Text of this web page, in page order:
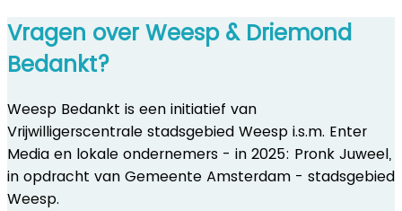
Vragen over Weesp & Driemond
Bedankt?
Weesp Bedankt is een initiatief van
Vrijwilligerscentrale stadsgebied Weesp i.s.m. Enter
Media en lokale ondernemers - in 2025: Pronk Juweel,
in opdracht van Gemeente Amsterdam - stadsgebied
Weesp.